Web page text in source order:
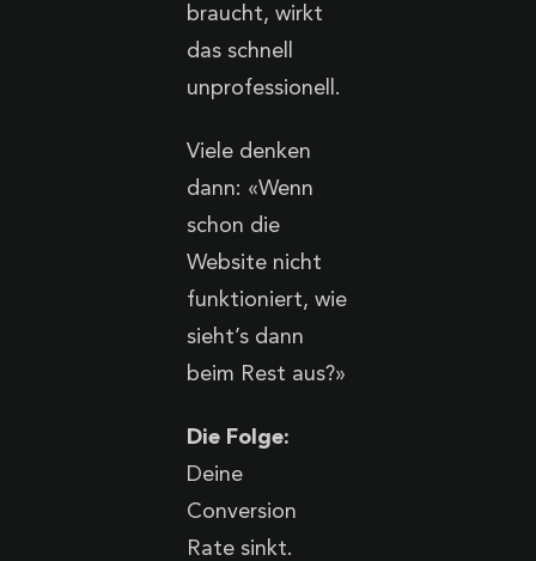
braucht, wirkt
das schnell
unprofessionell.
Viele denken
dann: «Wenn
schon die
Website nicht
funktioniert, wie
sieht’s dann
beim Rest aus?»
Die Folge:
Deine
Conversion
Rate sinkt.